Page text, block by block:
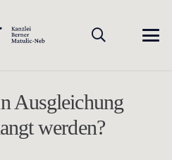
Ausgleichung
werden?